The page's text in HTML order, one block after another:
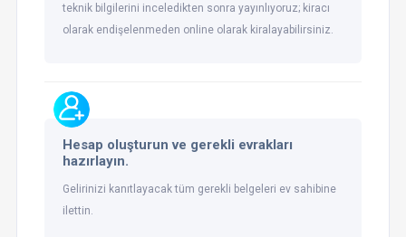
teknik bilgilerini inceledikten sonra yayınlıyoruz; kiracı
olarak endişelenmeden online olarak kiralayabilirsiniz.
Hesap oluşturun ve gerekli evrakları
hazırlayın.
Gelirinizi kanıtlayacak tüm gerekli belgeleri ev sahibine
ilettin.